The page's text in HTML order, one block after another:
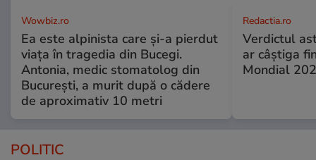
Wowbiz.ro
Ea este alpinista care și-a pierdut
viața în tragedia din Bucegi.
Antonia, medic stomatolog din
București, a murit după o cădere
de aproximativ 10 metri
Redactia.ro
Verdictul
ar câștiga
Mondial
POLITIC